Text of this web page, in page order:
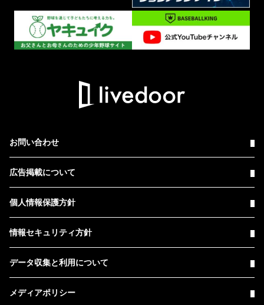
お問い合わせ
広告掲載について
個人情報保護方針
情報セキュリティ方針
データ収集と利用について
メディアポリシー